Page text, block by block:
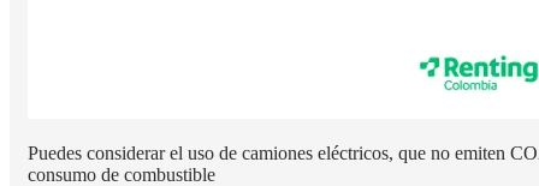
Puedes considerar el uso de camiones eléctricos, que no emiten
consumo de combustible